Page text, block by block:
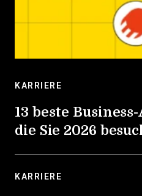
KARRIERE
13 beste
die Sie 2026
KARRIERE